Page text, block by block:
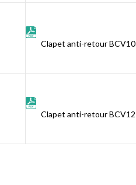
Clapet anti-retour BCV10
Clapet anti-retour BCV12